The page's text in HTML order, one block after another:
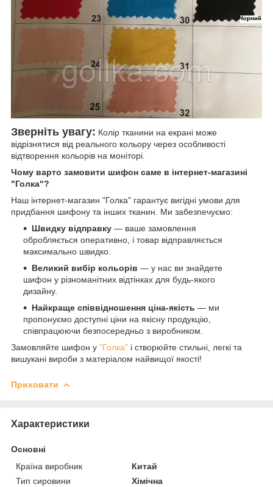
Зверніть увагу: Колір тканини на екрані може
відрізнятися від реального кольору через особливості
відтворення кольорів на моніторі.
Чому варто замовити шифон саме в інтернет-магазині
"Голка"?
Наш інтернет-магазин "Голка" гарантує вигідні умови для
придбання шифону та інших тканин. Ми забезпечуємо:
Швидку відправку — ваше замовлення
обробляється оперативно, і товар відправляється
максимально швидко.
Великий вибір кольорів — у нас ви знайдете
шифон у різноманітних відтінках для будь-якого
дизайну.
Найкраще співвідношення ціна-якість — ми
пропонуємо доступні ціни на якісну продукцію,
співпрацюючи безпосередньо з виробником.
Замовляйте шифон у "Голка" і створюйте стильні, легкі та
вишукані вироби з матеріалом найвищої якості!
Приховати
Характеристики
Основні
Країна виробник
Китай
Тип сировини
Хімічна